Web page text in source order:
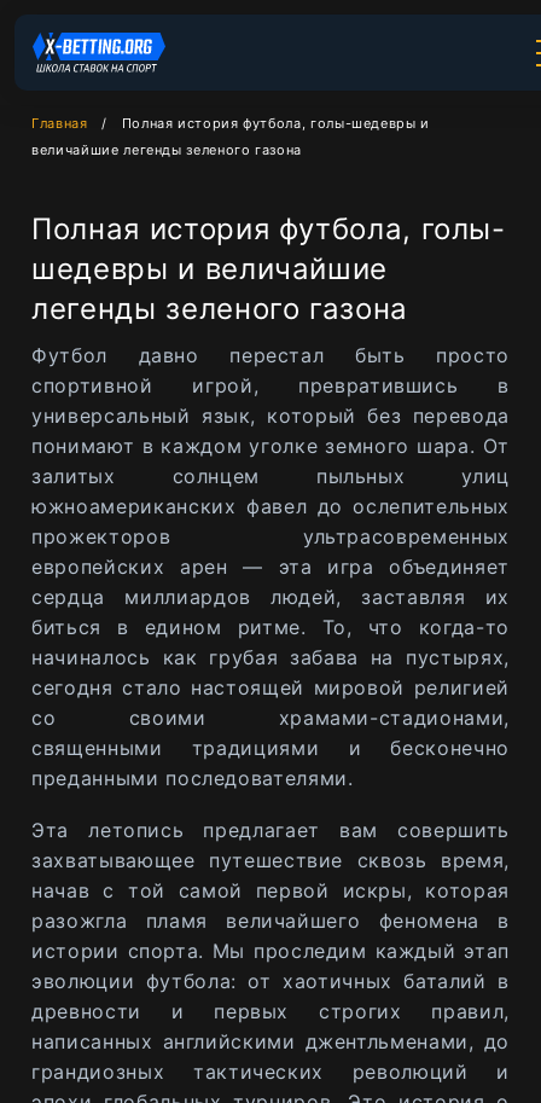
Главная
Полная история футбола, голы-шедевры и
величайшие легенды зеленого газона
Полная история футбола, голы-
шедевры и величайшие
легенды зеленого газона
Футбол давно перестал быть просто
спортивной игрой, превратившись в
универсальный язык, который без перевода
понимают в каждом уголке земного шара. От
залитых солнцем пыльных улиц
южноамериканских фавел до ослепительных
прожекторов ультрасовременных
европейских арен — эта игра объединяет
сердца миллиардов людей, заставляя их
биться в едином ритме. То, что когда-то
начиналось как грубая забава на пустырях,
сегодня стало настоящей мировой религией
со своими храмами-стадионами,
священными традициями и бесконечно
преданными последователями.
Эта летопись предлагает вам совершить
захватывающее путешествие сквозь время,
начав с той самой первой искры, которая
разожгла пламя величайшего феномена в
истории спорта. Мы проследим каждый этап
эволюции футбола: от хаотичных баталий в
древности и первых строгих правил,
написанных английскими джентльменами, до
грандиозных тактических революций и